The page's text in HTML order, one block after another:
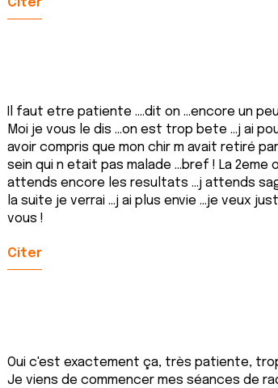
Citer
Il faut etre patiente ....dit on ...encore un
Moi je vous le dis ...on est trop bete ...j ai
avoir compris que mon chir m avait retiré
sein qui n etait pas malade ...bref ! La
attends encore les resultats ...j attends
la suite je verrai ...j ai plus envie ...je veux
vous !
Citer
Oui c'est exactement ça, très patiente,
Je viens de commencer mes séances de